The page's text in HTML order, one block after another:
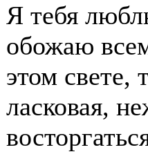
Я тебя
обожаю
этом свете,
ласковая,